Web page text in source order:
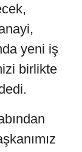
yeni iş
birlikte